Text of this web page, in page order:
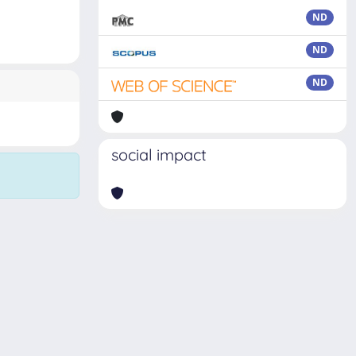
ND
ND
ND
social impact